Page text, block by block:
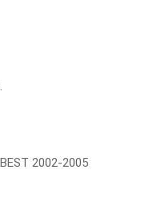
2002-2005